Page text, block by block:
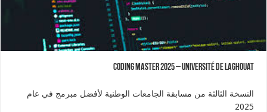
Coding Master 2025 – Université de Laghouat
النسخة الثالثة من مسابقة الجامعات الوطنية لأفضل مبرمج في عام
2025